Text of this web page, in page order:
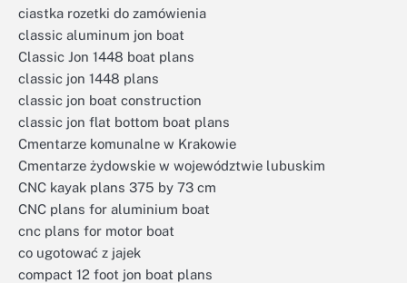
ciastka rozetki do zamówienia
classic aluminum jon boat
Classic Jon 1448 boat plans
classic jon 1448 plans
classic jon boat construction
classic jon flat bottom boat plans
Cmentarze komunalne w Krakowie
Cmentarze żydowskie w województwie lubuskim
CNC kayak plans 375 by 73 cm
CNC plans for aluminium boat
cnc plans for motor boat
co ugotować z jajek
compact 12 foot jon boat plans